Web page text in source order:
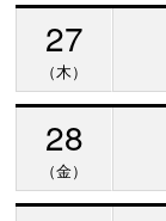
27
（木）
28
（金）